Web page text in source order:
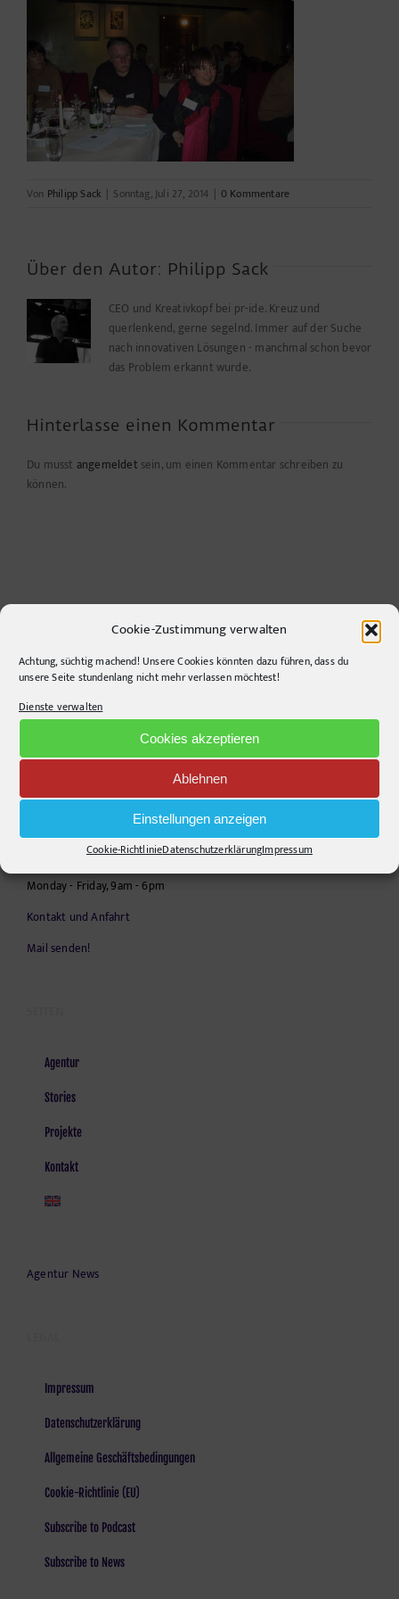
Cookie-Zustimmung verwalten
Achtung, süchtig machend! Unsere Cookies könnten dazu führen, dass du
unsere Seite stundenlang nicht mehr verlassen möchtest!
Dienste verwalten
Cookies akzeptieren
Ablehnen
Einstellungen anzeigen
Cookie-RichtlinieDatenschutzerklärungImpressum
Von Philipp Sack | Sonntag, Juli 27, 2014 | 0 Kommentare
Über den Autor: Philipp Sack
CEO und Kreativkopf bei pr-ide. Kreuz und
querlenkend, gerne segelnd. Immer auf der Suche
nach innovativen Lösungen - manchmal schon bevor
das Problem erkannt wurde.
Hinterlasse einen Kommentar
Du musst angemeldet sein, um einen Kommentar schreiben zu
können.
Krefelder Straße 11A
+49306860203
E-Mail:info@pr-ide.de
Monday - Friday, 9am - 6pm
Kontakt und Anfahrt
Mail senden!
Agentur
Stories
Projekte
Kontakt
Agentur News
Impressum
Datenschutzerklärung
Allgemeine Geschäftsbedingungen
Cookie-Richtlinie (EU)
Subscribe to Podcast
Subscribe to News